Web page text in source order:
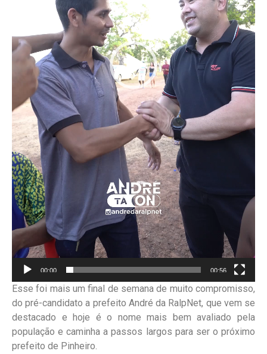
00:00 00:56
Esse foi mais um final de semana de muito compromisso,
do pré-candidato a prefeito André da RalpNet, que vem se
destacado e hoje é o nome mais bem avaliado pela
população e caminha a passos largos para ser o próximo
prefeito de Pinheiro.